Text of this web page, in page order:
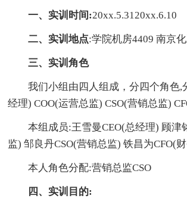
一、实训时间:20xx.5.3120xx.6.10
二、实训地点:学院机房4409 南京
三、实训角色
我们小组由四人组成，分四个角色,
经理) COO(运营总监) CSO(营销总监)
本组成员:王雪曼CEO(总经理) 顾津
监) 邹良丹CSO(营销总监) 铁昌为CFO(
本人角色分配:营销总监CSO
四、实训目的: